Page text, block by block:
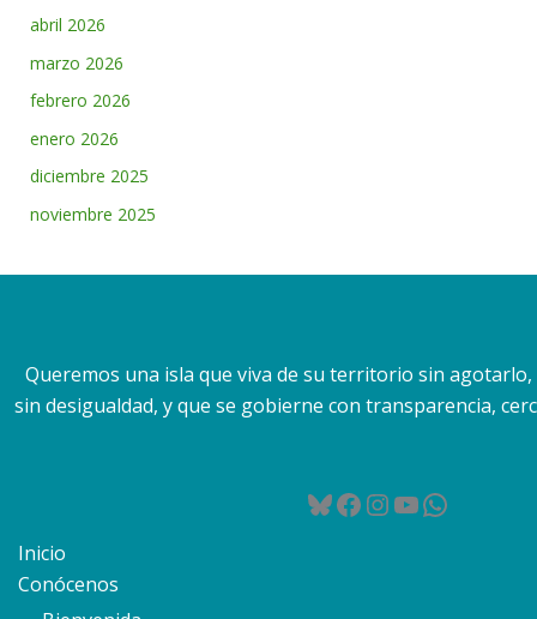
abril 2026
marzo 2026
febrero 2026
enero 2026
diciembre 2025
noviembre 2025
Queremos una isla que viva de su territorio sin
sin desigualdad, y que se gobierne con transparencia,
Bluesky
Facebook
Instagram
YouTube
Inicio
Conócenos